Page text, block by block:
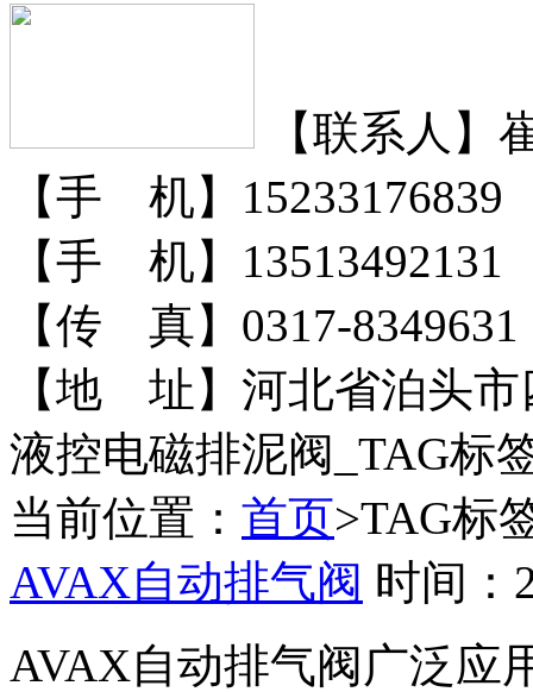
【联系人】
【手 机】15233176839
【手 机】13513492131
【传 真】0317-8349631
【地 址】河北省泊头市
液控电磁排泥阀_TAG标
当前位置： 首页>TAG标
AVAX自动排气阀 时间：
AVAX自动排气阀广泛应